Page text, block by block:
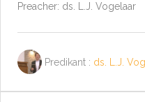
Preacher: ds. L.J. Vogelaar
Predikant : ds. L.J.